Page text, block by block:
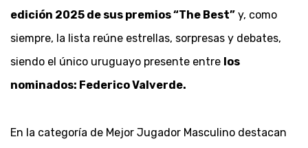
edición 2025 de sus premios “The Best” y, como
siempre, la lista reúne estrellas, sorpresas y debates,
siendo el único uruguayo presente entre los
nominados: Federico Valverde.
En la categoría de Mejor Jugador Masculino destacan